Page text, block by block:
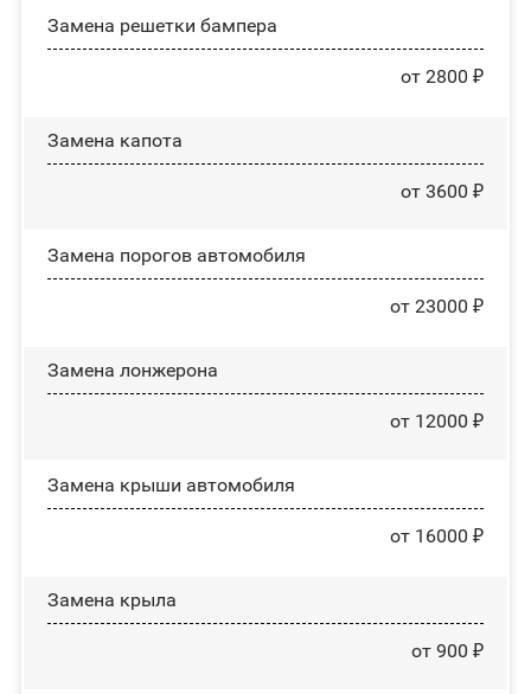
Замена решетки бампера
от 2800 ₽
Замена капота
от 3600 ₽
Замена порогов автомобиля
от 23000 ₽
Замена лонжерона
от 12000 ₽
Замена крыши автомобиля
от 16000 ₽
Замена крыла
от 900 ₽